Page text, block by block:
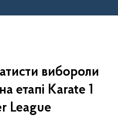
вибороли
етапі Karate 1
League